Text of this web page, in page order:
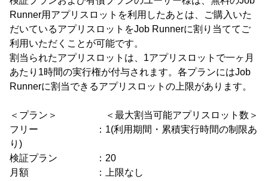
Runner用アプリスロットを利用したあとは、ご購入いた
だいているアプリスロットをJob Runnerに割り当ててご
利用いただくことが可能です。
割当られたアプリスロットは、1アプリスロットで一ヶ月
あたり1時間の実行権が付与されます。各プランにはJob
Runnerに割当できるアプリスロットの上限があります。
＜プラン＞ ＜最大割当可能アプリスロット数＞
フリー ：1(利用期間・累積実行時間の制限あ
り)
検証プラン ：20
月額 ：上限なし